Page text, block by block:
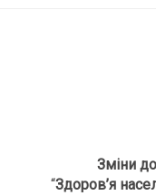
Зміни
“Здоров’я